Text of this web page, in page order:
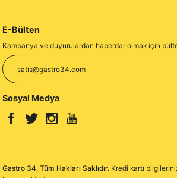
E-Bülten
Kampanya ve duyurulardan haberdar olmak için
Sosyal Medya
Gastro 34, Tüm Hakları Saklıdır. Kredi kartı